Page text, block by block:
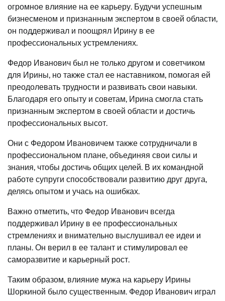
огромное влияние на ее карьеру. Будучи успешным
бизнесменом и признанным экспертом в своей области,
он поддерживал и поощрял Ирину в ее
профессиональных устремлениях.
Федор Иванович был не только другом и советчиком
для Ирины, но также стал ее наставником, помогая ей
преодолевать трудности и развивать свои навыки.
Благодаря его опыту и советам, Ирина смогла стать
признанным экспертом в своей области и достичь
профессиональных высот.
Они с Федором Ивановичем также сотрудничали в
профессиональном плане, объединяя свои силы и
знания, чтобы достичь общих целей. В их командной
работе супруги способствовали развитию друг друга,
делясь опытом и учась на ошибках.
Важно отметить, что Федор Иванович всегда
поддерживал Ирину в ее профессиональных
стремлениях и внимательно выслушивал ее идеи и
планы. Он верил в ее талант и стимулировал ее
саморазвитие и карьерный рост.
Таким образом, влияние мужа на карьеру Ирины
Шоркиной было существенным. Федор Иванович играл